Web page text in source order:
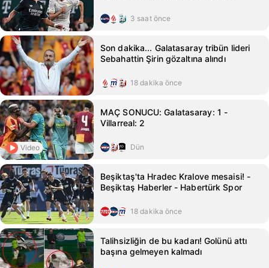
3 saat önce
Son dakika... Galatasaray tribün lideri
Sebahattin Şirin gözaltına alındı
18 dakika önce
Video
MAÇ SONUCU: Galatasaray: 1 -
Villarreal: 2
Dün
Beşiktaş'ta Hradec Kralove mesaisi! -
Beşiktaş Haberler - Habertürk Spor
18 dakika önce
Talihsizliğin de bu kadarı! Golünü attı
başına gelmeyen kalmadı